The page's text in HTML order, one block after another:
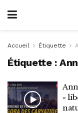
Accueil Étiquette
Étiquette :
«